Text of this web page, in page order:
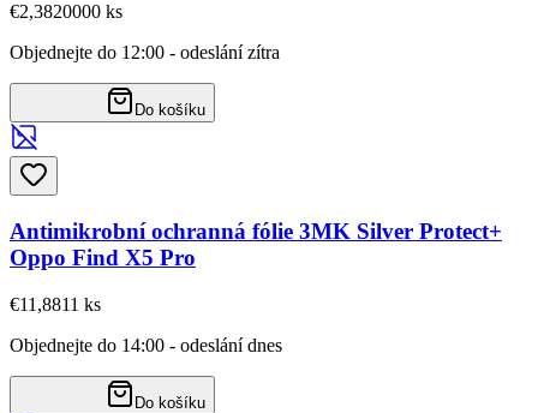
€2,3820000 ks
Objednejte do 12:00 - odeslání zítra
Do košíku
Antimikrobní ochranná fólie 3MK Silver Protect+
Oppo Find X5 Pro
€11,8811 ks
Objednejte do 14:00 - odeslání dnes
Do košíku